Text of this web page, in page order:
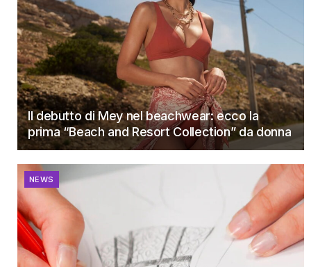
Il debutto di Mey nel beachwear: ecco la
prima “Beach and Resort Collection” da donna
NEWS